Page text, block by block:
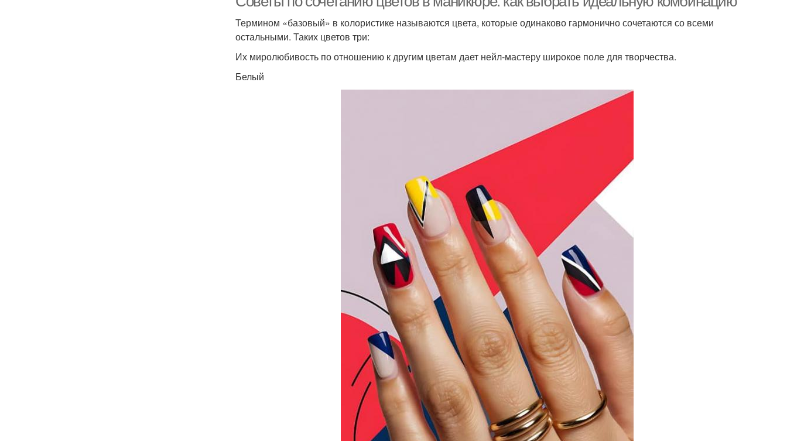
Термином «базовый» в колористике называются цвета, которые одинаково гармонично сочетаются со всеми
остальными. Таких цветов три:
Их миролюбивость по отношению к другим цветам дает нейл-мастеру широкое поле для творчества.
Белый